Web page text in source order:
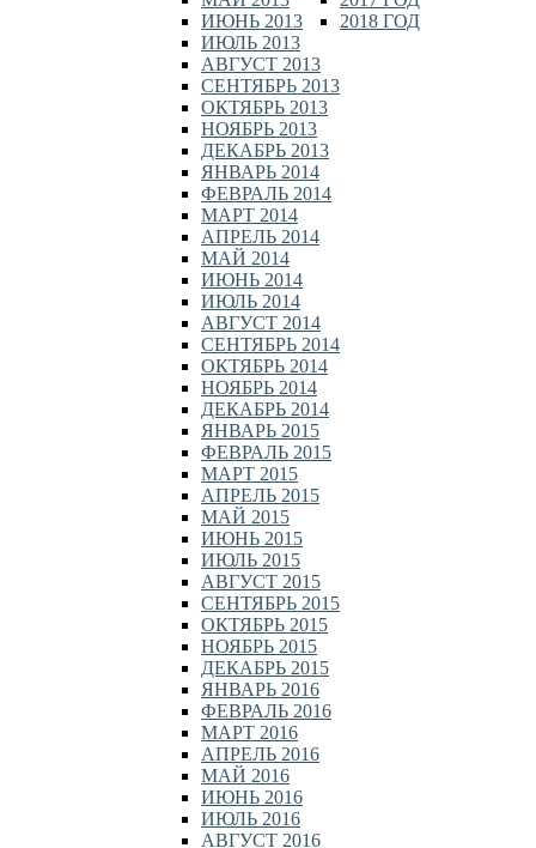
ИЮНЬ 2013
ИЮЛЬ 2013
АВГУСТ 2013
СЕНТЯБРЬ 2013
ОКТЯБРЬ 2013
НОЯБРЬ 2013
ДЕКАБРЬ 2013
ЯНВАРЬ 2014
ФЕВРАЛЬ 2014
МАРТ 2014
АПРЕЛЬ 2014
МАЙ 2014
ИЮНЬ 2014
ИЮЛЬ 2014
АВГУСТ 2014
СЕНТЯБРЬ 2014
ОКТЯБРЬ 2014
НОЯБРЬ 2014
ДЕКАБРЬ 2014
ЯНВАРЬ 2015
ФЕВРАЛЬ 2015
МАРТ 2015
АПРЕЛЬ 2015
МАЙ 2015
ИЮНЬ 2015
ИЮЛЬ 2015
АВГУСТ 2015
СЕНТЯБРЬ 2015
ОКТЯБРЬ 2015
НОЯБРЬ 2015
ДЕКАБРЬ 2015
ЯНВАРЬ 2016
ФЕВРАЛЬ 2016
МАРТ 2016
АПРЕЛЬ 2016
МАЙ 2016
ИЮНЬ 2016
ИЮЛЬ 2016
АВГУСТ 2016
2018 ГОД